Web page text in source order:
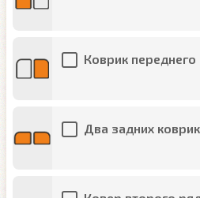
Коврик переднего
Два задних